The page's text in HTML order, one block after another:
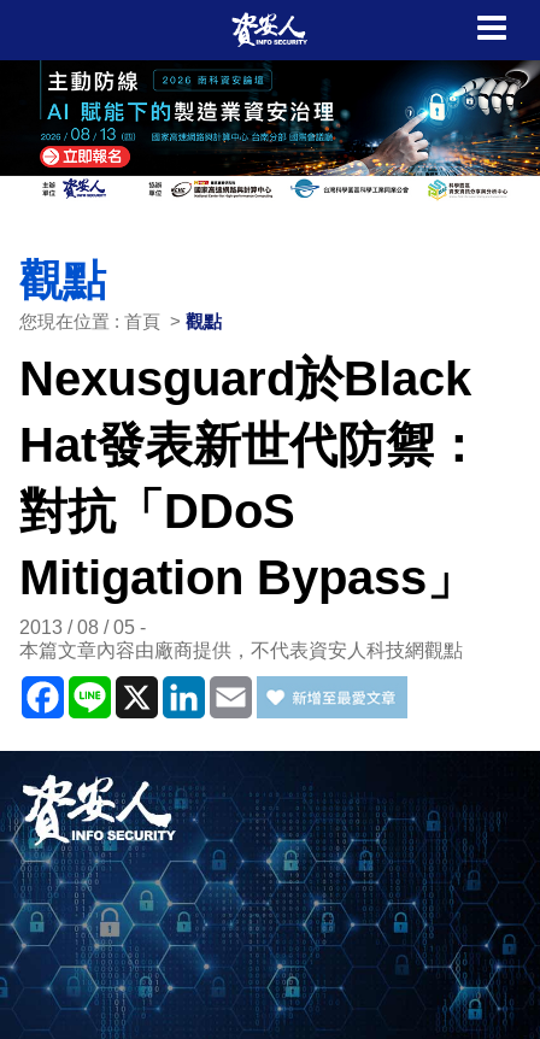
觀點
您現在位置 : 首頁 > 觀點
Nexusguard於Black
Hat發表新世代防禦：
對抗「DDoS
Mitigation Bypass」
2013 / 08 / 05
本篇文章內容由廠商提供，不代表資安人科技網觀點
Facebook
Line X LinkedIn
Email